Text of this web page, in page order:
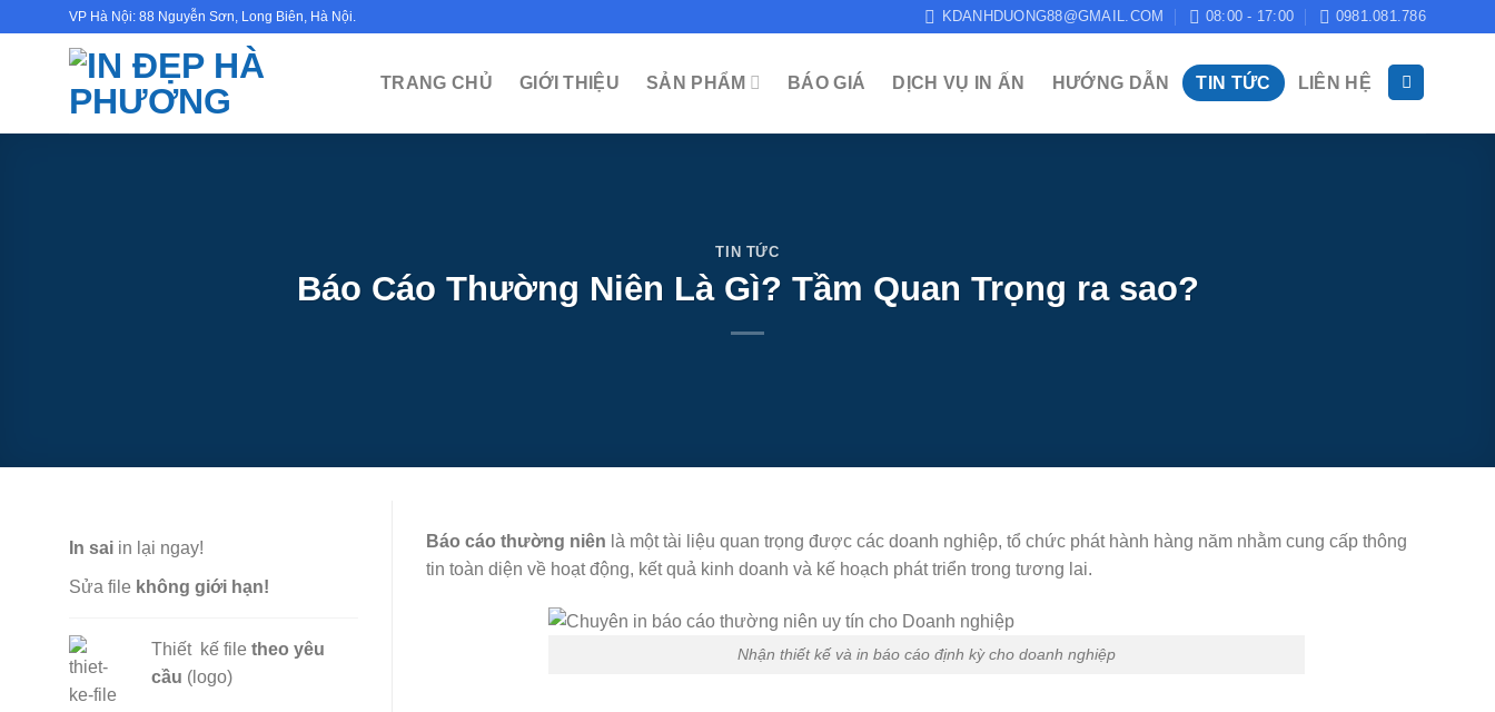
VP Hà Nội: 88 Nguyễn Sơn, Long Biên, Hà Nội. KDANHDUONG88@GMAIL.COM 08:00 - 17:00 0981.081.786
TRANG CHỦ GIỚI THIỆU SẢN PHẨM BÁO GIÁ DỊCH VỤ IN ẤN HƯỚNG DẪN TIN TỨC LIÊN HỆ
TIN TỨC
Báo Cáo Thường Niên Là Gì? Tầm Quan Trọng ra sao?
In sai in lại ngay!
Sửa file không giới hạn!
Thiết kế file theo yêu
cầu (logo)
Báo cáo thường niên là một tài liệu quan trọng được các doanh nghiệp, tổ chức phát hành hàng năm nhằm cung cấp thông
tin toàn diện về hoạt động, kết quả kinh doanh và kế hoạch phát triển trong tương lai.
Nhận thiết kế và in báo cáo định kỳ cho doanh nghiệp